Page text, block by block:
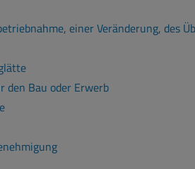
einer Veränderung, des
den Bau oder Erwerb